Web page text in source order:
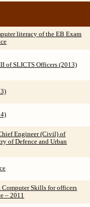
literacy of the EB Exam
of SLICTS Officers (2013)
Engineer (Civil) of
of Defence and Urban
Skills for officers
– 2011